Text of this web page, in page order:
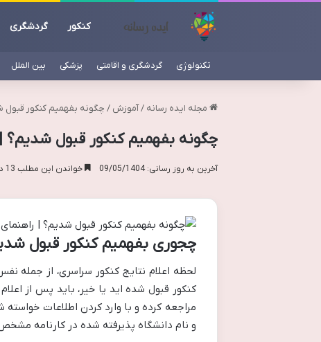
کنکور گردشگری
تکنولوژی گردشگری و اقامتی پزشکی بین الملل
مجله ایده رسانه / آموزش / چگونه بفهمیم کنکور قبول
چگونه بفهمیم کنکور قبول شدیم؟ |
آخرین به روز رسانی: 09/05/1404 خواندن این مطلب 13 دقیقه زمان میبرد
چجوری بفهمیم کنکور قبول
لحظه اعلام نتایج کنکور سراسری، از جمله
مراجعه کرده و با وارد کردن اطلاعات
و نام دانشگاه پذیرفته شده در کارنامه